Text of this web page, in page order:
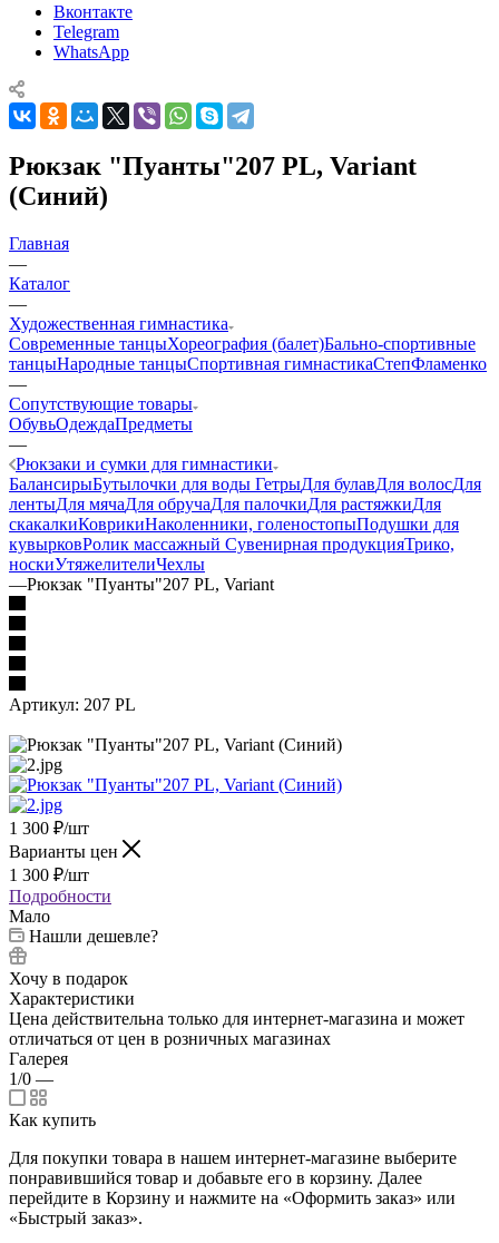
Вконтакте
Telegram
WhatsApp
Рюкзак "Пуанты"207 PL, Variant
(Синий)
Главная
—
Каталог
—
Художественная гимнастика
Современные танцыХореография (балет)Бально-спортивные
танцыНародные танцыСпортивная гимнастикаСтепФламенко
—
Сопутствующие товары
ОбувьОдеждаПредметы
—
Рюкзаки и сумки для гимнастики
БалансирыБутылочки для воды ГетрыДля булавДля волосДля
лентыДля мячаДля обручаДля палочкиДля растяжкиДля
скакалкиКоврикиНаколенники, голеностопыПодушки для
кувырковРолик массажный Сувенирная продукцияТрико,
носкиУтяжелителиЧехлы
—Рюкзак "Пуанты"207 PL, Variant
Артикул: 207 PL
1 300 ₽/шт
Варианты цен
1 300 ₽/шт
Подробности
Мало
Нашли дешевле?
Хочу в подарок
Характеристики
Цена действительна только для интернет-магазина и может
отличаться от цен в розничных магазинах
Галерея
1/0 —
Как купить
Для покупки товара в нашем интернет-магазине выберите
понравившийся товар и добавьте его в корзину. Далее
перейдите в Корзину и нажмите на «Оформить заказ» или
«Быстрый заказ».